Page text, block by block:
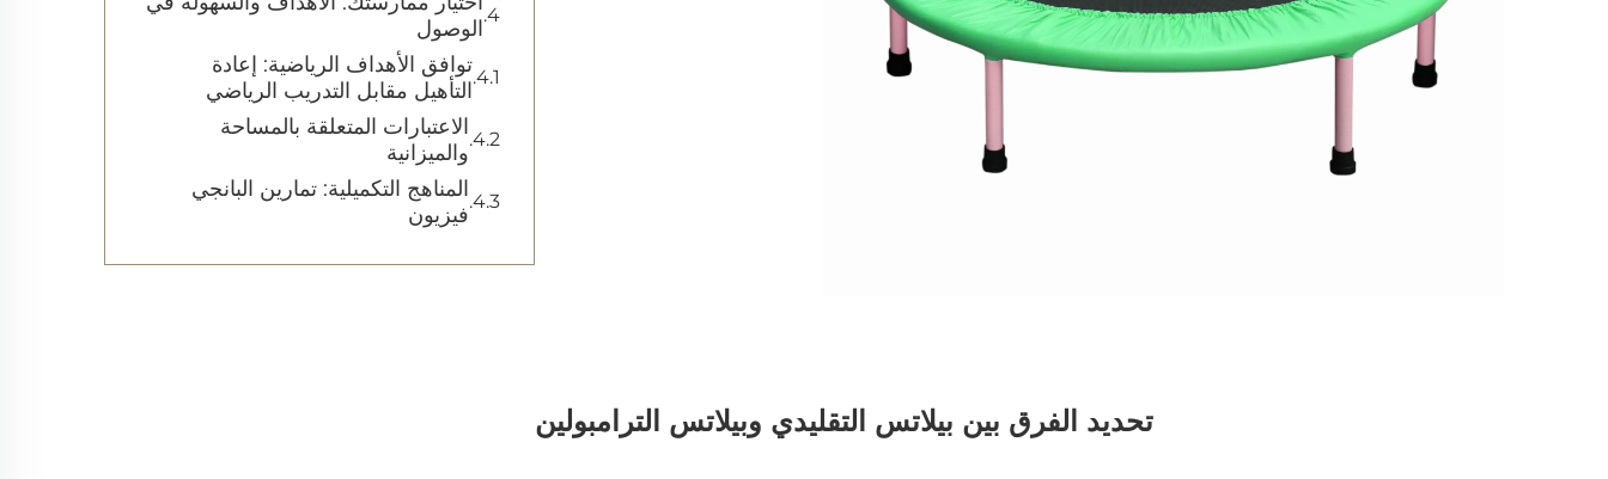
تحديد الفرق بين بيلاتس التقليدي وبيلاتس الترامبولين
الوصول
توافق الأهداف الرياضية: إعادة
التأهيل مقابل التدريب الرياضي
الاعتبارات المتعلقة بالمساحة
والميزانية
المناهج التكميلية: تمارين البانجي
فيزيون